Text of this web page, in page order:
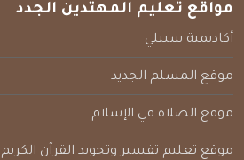
مواقع تعليم المهتدين الجدد
أكاديمية سبيلي
موقع المسلم الجديد
موقع الصلاة في الإسلام
موقع تعليم تفسير وتجويد القرآن الكريم